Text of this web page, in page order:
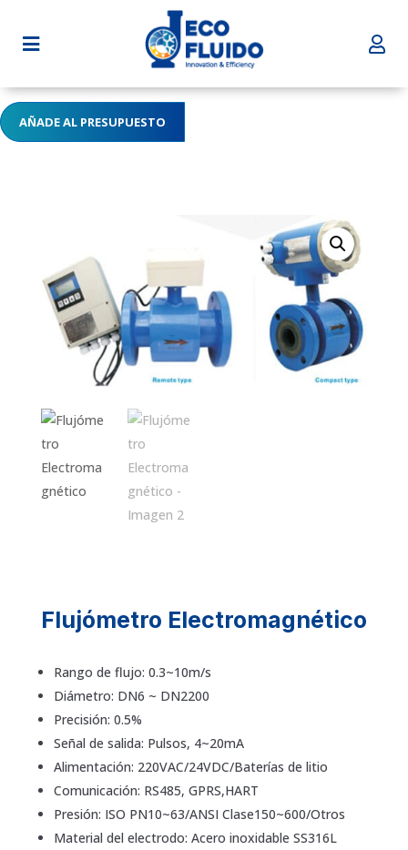
 
Suministros
Contacto
AÑADE AL PRESUPUESTO
Flujómetro Electromagnético
Rango de flujo: 0.3~10m/s
Diámetro: DN6 ~ DN2200
Precisión: 0.5%
Señal de salida: Pulsos, 4~20mA
Alimentación: 220VAC/24VDC/Baterías de litio
Comunicación: RS485, GPRS,HART
Presión: ISO PN10~63/ANSI Clase150~600/Otros
Material del electrodo: Acero inoxidable SS316L